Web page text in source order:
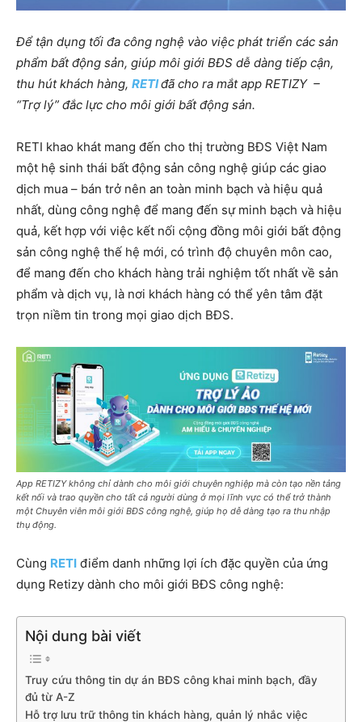
Để tận dụng tối đa công nghệ vào việc phát triển các sản
phẩm bất động sản, giúp môi giới BĐS dễ dàng tiếp cận,
thu hút khách hàng, RETIđã cho ra mắt app RETIZY –
“Trợ lý” đắc lực cho môi giới bất động sản.
RETI khao khát mang đến cho thị trường BĐS Việt Nam
một hệ sinh thái bất động sản công nghệ giúp các giao
dịch mua – bán trở nên an toàn minh bạch và hiệu quả
nhất, dùng công nghệ để mang đến sự minh bạch và hiệu
quả, kết hợp với việc kết nối cộng đồng môi giới bất động
sản công nghệ thế hệ mới, có trình độ chuyên môn cao,
để mang đến cho khách hàng trải nghiệm tốt nhất về sản
phẩm và dịch vụ, là nơi khách hàng có thể yên tâm đặt
trọn niềm tin trong mọi giao dịch BĐS.
App RETIZY không chỉ dành cho môi giới chuyên nghiệp mà còn tạo nền tảng
kết nối và trao quyền cho tất cả người dùng ở mọi lĩnh vực có thể trở thành
một Chuyên viên môi giới BĐS công nghệ, giúp họ dễ dàng tạo ra thu nhập
thụ động.
Cùng RETI điểm danh những lợi ích đặc quyền của ứng
dụng Retizy dành cho môi giới BĐS công nghệ:
Nội dung bài viết
Truy cứu thông tin dự án BĐS công khai minh bạch, đầy
đủ từ A-Z
Hỗ trợ lưu trữ thông tin khách hàng, quản lý nhắc việc